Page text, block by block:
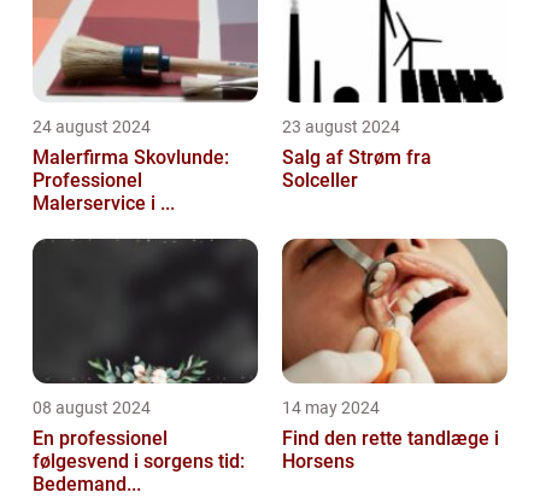
24 august 2024
Malerfirma Skovlunde:
Professionel
Malerservice i ...
23 august 2024
Salg af Strøm fra
Solceller
08 august 2024
En professionel
følgesvend i sorgens tid:
Bedemand...
14 may 2024
Find den rette tandlæge i
Horsens